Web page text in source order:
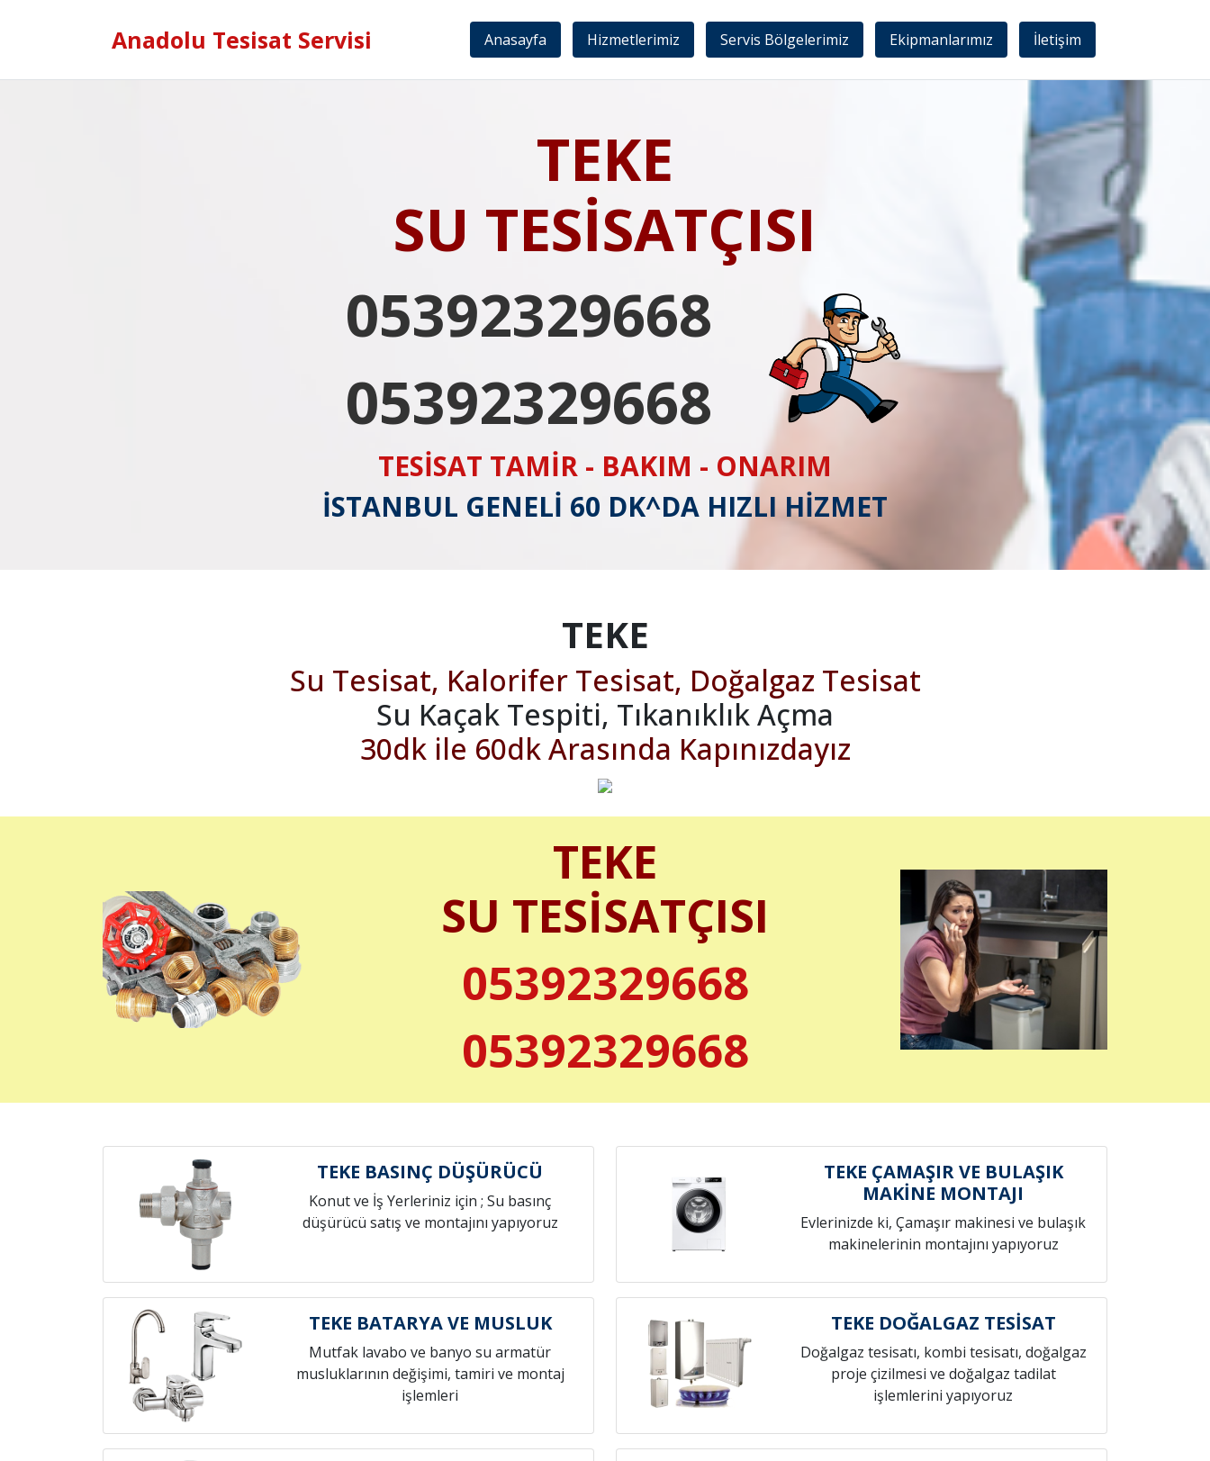
Anadolu Tesisat Servisi Anasayfa Hizmetlerimiz Servis Bölgelerimiz Ekipmanlarımız İletişim
TEKE
SU TESİSATÇISI
05392329668
05392329668
TESİSAT TAMİR - BAKIM - ONARIM
İSTANBUL GENELİ 60 DK^DA HIZLI HİZMET
TEKE
Su Tesisat, Kalorifer Tesisat, Doğalgaz Tesisat
Su Kaçak Tespiti, Tıkanıklık Açma
30dk ile 60dk Arasında Kapınızdayız
TEKE
SU TESİSATÇISI
05392329668
05392329668
TEKE BASINÇ DÜŞÜRÜCÜ
Konut ve İş Yerleriniz için ; Su basınç
düşürücü satış ve montajını yapıyoruz
TEKE ÇAMAŞIR VE BULAŞIK
MAKİNE MONTAJI
Evlerinizde ki, Çamaşır makinesi ve bulaşık
makinelerinin montajını yapıyoruz
TEKE BATARYA VE MUSLUK
Mutfak lavabo ve banyo su armatür
musluklarının değişimi, tamiri ve montaj
işlemleri
TEKE DOĞALGAZ TESİSAT
Doğalgaz tesisatı, kombi tesisatı, doğalgaz
proje çizilmesi ve doğalgaz tadilat
işlemlerini yapıyoruz